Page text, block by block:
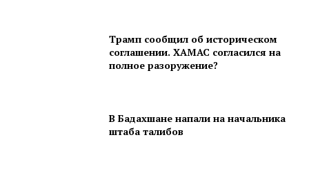
Трамп сообщил об историческом
соглашении. ХАМАС согласился на
полное разоружение?
В Бадахшане напали на начальника
штаба талибов